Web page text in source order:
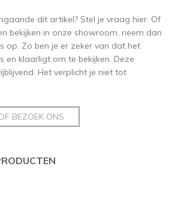
dit artikel? Stel je vraag hier. Of
bekijken in onze showroom, neem dan
op. Zo ben je er zeker van dat het
en klaarligt om te bekijken. Deze
Het verplicht je niet tot
BEZOEK ONS